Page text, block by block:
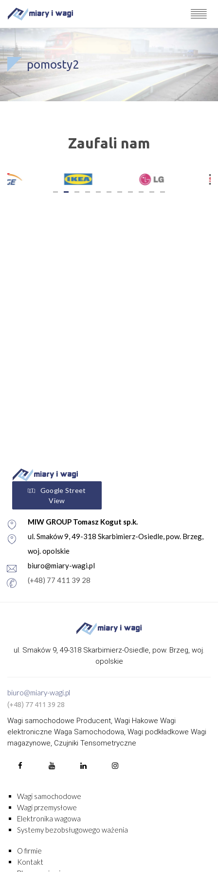
pomosty2
Zaufali nam
Google Street
View
MIW GROUP Tomasz Kogut sp.k.
ul. Smaków 9, 49-318 Skarbimierz-Osiedle, pow. Brzeg,
woj. opolskie
biuro@miary-wagi.pl
(+48) 77 411 39 28
ul. Smaków 9, 49-318 Skarbimierz-Osiedle, pow. Brzeg, woj.
opolskie
biuro@miary-wagi.pl
(+48) 77 411 39 28
Wagi samochodowe Producent, Wagi Hakowe Wagi
elektroniczne Waga Samochodowa, Wagi podkładkowe Wagi
magazynowe, Czujniki Tensometryczne
Wagi samochodowe
Wagi przemysłowe
Elektronika wagowa
Systemy bezobsługowego ważenia
O firmie
Kontakt